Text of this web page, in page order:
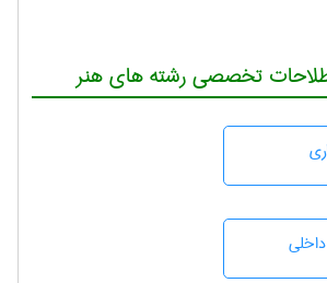
تخصصی رشته های هنر